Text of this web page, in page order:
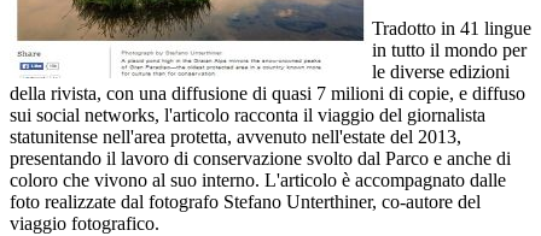
Tradotto in 41 lingue
in tutto il mondo per
le diverse edizioni
della rivista, con una diffusione di quasi 7 milioni di copie, e diffuso
sui social networks, l'articolo racconta il viaggio del giornalista
statunitense nell'area protetta, avvenuto nell'estate del 2013,
presentando il lavoro di conservazione svolto dal Parco e anche di
coloro che vivono al suo interno. L'articolo è accompagnato dalle
foto realizzate dal fotografo Stefano Unterthiner, co-autore del
viaggio fotografico.